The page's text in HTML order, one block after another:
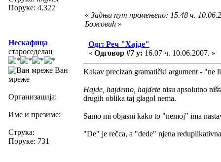
Поруке: 4.322
« Задњи пут промењено: 15.48 ч.
Божовић »
Нескафица
староседелац
Ван
мреже
Организација:
Име и презиме:
Струка:
Поруке: 731
Одг: Реч "Хајде"
« Одговор #7 у: 16.07 ч. 10.06.2007. »
Kakav precizan gramatički argument - "ne
Hajde, hajdemo, hajdete nisu apsolutno
drugih oblika taj glagol nema.
Samo mi objasni kako to "nemoj" ima
"De" je rečca, a "dede" njena